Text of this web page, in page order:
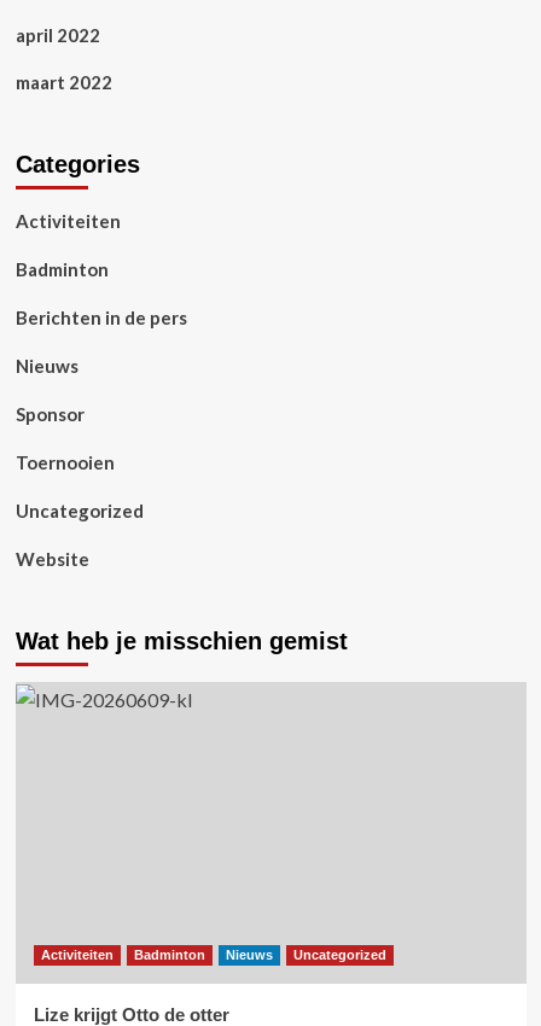
april 2022
maart 2022
Categories
Activiteiten
Badminton
Berichten in de pers
Nieuws
Sponsor
Toernooien
Uncategorized
Website
Wat heb je misschien gemist
Activiteiten Badminton Nieuws Uncategorized
Lize krijgt Otto de otter